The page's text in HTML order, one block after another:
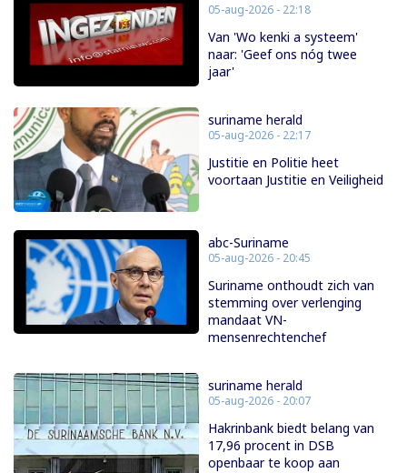
05-aug-2026 - 22:18
Van 'Wo kenki a systeem'
naar: 'Geef ons nóg twee
jaar'
suriname herald
05-aug-2026 - 22:17
Justitie en Politie heet
voortaan Justitie en Veiligheid
abc-Suriname
05-aug-2026 - 20:45
Suriname onthoudt zich van
stemming over verlenging
mandaat VN-
mensenrechtenchef
suriname herald
05-aug-2026 - 20:07
Hakrinbank biedt belang van
17,96 procent in DSB
openbaar te koop aan